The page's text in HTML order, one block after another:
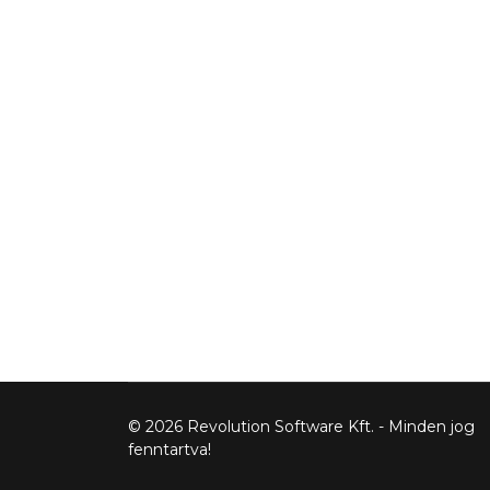
© 2026 Revolution Software Kft. - Minden jog
fenntartva!